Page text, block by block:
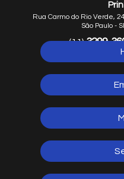
Rua Carmo do Rio Verde,
São Paulo -
(11)3299-